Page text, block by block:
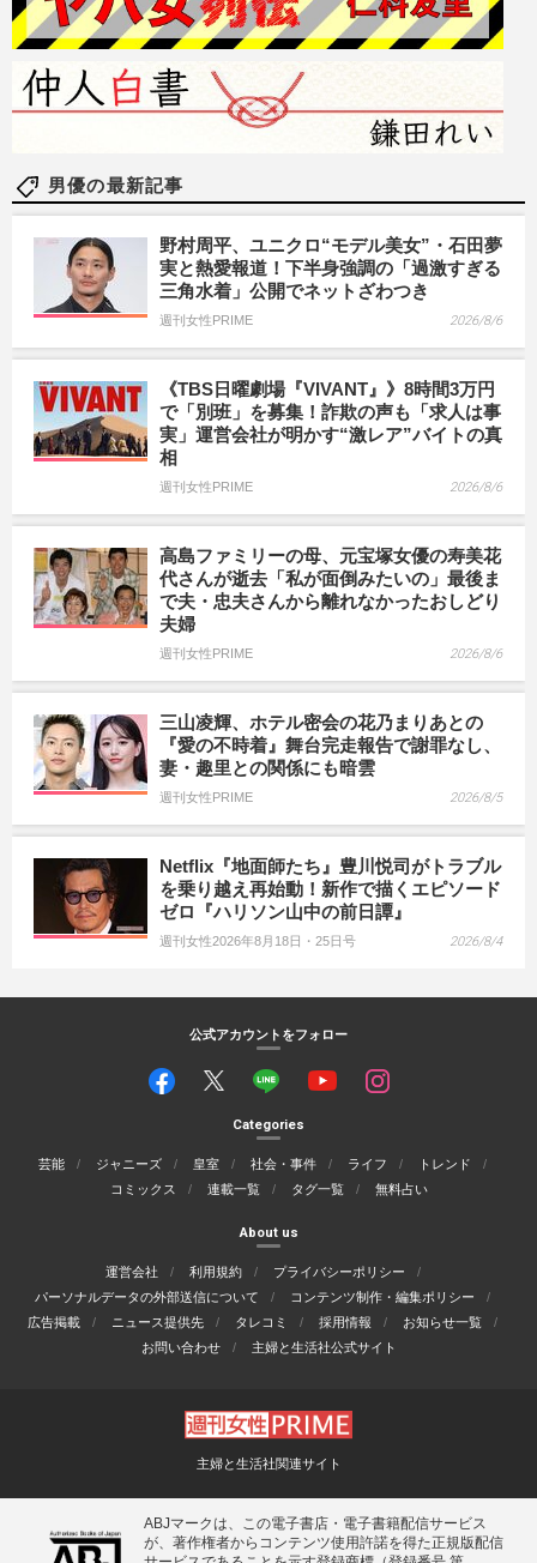
男優の最新記事
野村周平、ユニクロ“モデル美女”・石田夢
実と熱愛報道！下半身強調の「過激すぎる
三角水着」公開でネットざわつき
週刊女性PRIME 2026/8/6
《TBS日曜劇場『VIVANT』》8時間3万円
で「別班」を募集！詐欺の声も「求人は事
実」運営会社が明かす“激レア”バイトの真
相
週刊女性PRIME 2026/8/6
高島ファミリーの母、元宝塚女優の寿美花
代さんが逝去「私が面倒みたいの」最後ま
で夫・忠夫さんから離れなかったおしどり
夫婦
週刊女性PRIME 2026/8/6
三山凌輝、ホテル密会の花乃まりあとの
『愛の不時着』舞台完走報告で謝罪なし、
妻・趣里との関係にも暗雲
週刊女性PRIME 2026/8/5
Netflix『地面師たち』豊川悦司がトラブル
を乗り越え再始動！新作で描くエピソード
ゼロ『ハリソン山中の前日譚』
週刊女性2026年8月18日・25日号 2026/8/4
公式アカウントをフォロー
Categories
芸能 ジャニーズ 皇室 社会・事件 ライフ
トレンド
コミックス
連載一覧 タグ一覧 無料占い
About us
運営会社 利用規約
プライバシーポリシー
パーソナルデータの外部送信について
コンテンツ制作・編集ポリシー
広告掲載
ニュース提供先 タレコミ 採用情報
お知らせ一覧
お問い合わせ
主婦と生活社公式サイト
主婦と生活社関連サイト
ABJマークは、この電子書店・電子書籍配信サービス
が、著作権者からコンテンツ使用許諾を得た正規版配信